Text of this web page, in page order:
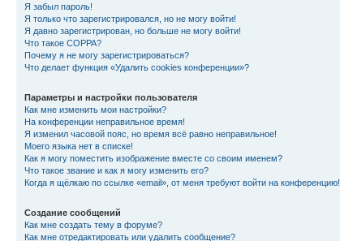
Я забыл пароль!
Я только что зарегистрировался, но не могу войти!
Я давно зарегистрирован, но больше не могу войти!
Что такое COPPA?
Почему я не могу зарегистрироваться?
Что делает функция «Удалить cookies конференции»?
Параметры и настройки пользователя
Как мне изменить мои настройки?
На конференции неправильное время!
Я изменил часовой пояс, но время всё равно неправильное!
Моего языка нет в списке!
Как я могу поместить изображение вместе со своим именем?
Что такое звание и как я могу изменить его?
Когда я щёлкаю по ссылке «email», от меня требуют войти на конференцию!
Создание сообщений
Как мне создать тему в форуме?
Как мне отредактировать или удалить сообщение?